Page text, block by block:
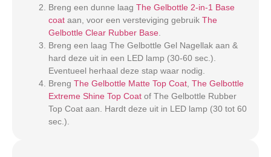
Breng een dunne laag The Gelbottle 2-in-1 Base
coat aan, voor een versteviging gebruik The
Gelbottle Clear Rubber Base
Breng een laag The Gelbottle Gel Nagellak aan &
hard deze uit in een LED lamp (30-60 sec.).
Eventueel herhaal deze stap waar nodig.
Breng The Gelbottle Matte Top Coat The Gelbottle
Extreme Shine Top Coat of The Gelbottle Rubber
Top Coat aan. Hardt deze uit in LED lamp (30 tot 60
sec.).